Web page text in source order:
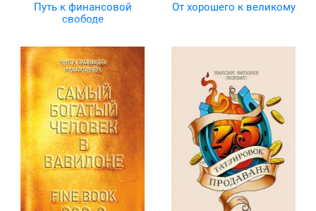
Путь к финансовой
свободе
От хорошего к великому